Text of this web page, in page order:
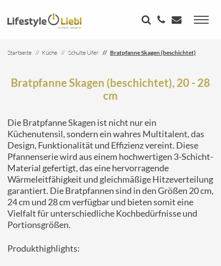
Startseite Küche Schulte Ufer Bratpfanne Skagen (beschichtet)
Bratpfanne Skagen (beschichtet), 20 - 28
cm
Die Bratpfanne Skagen ist nicht nur ein
Küchenutensil, sondern ein wahres Multitalent, das
Design, Funktionalität und Effizienz vereint. Diese
Pfannenserie wird aus einem hochwertigen 3-Schicht-
Material gefertigt, das eine hervorragende
Wärmeleitfähigkeit und gleichmäßige Hitzeverteilung
garantiert. Die Bratpfannen sind in den Größen 20 cm,
24 cm und 28 cm verfügbar und bieten somit eine
Vielfalt für unterschiedliche Kochbedürfnisse und
Portionsgrößen.
Produkthighlights: